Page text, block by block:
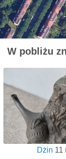
W pobliżu
Dżin 11